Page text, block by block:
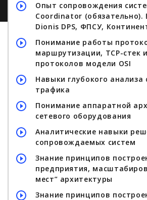
Опыт сопровождения
Coordinator (обязательно).
Dionis DPS, ФПСУ,
Понимание работы
маршрутизации, TCP-стек
протоколов модели OSI
Навыки глубокого анализа
трафика
Понимание аппаратной
сетевого оборудования
Аналитические навыки
сопровождаемых систем
Знание принципов
предприятия,
мест” архитектуры
Знание принципов